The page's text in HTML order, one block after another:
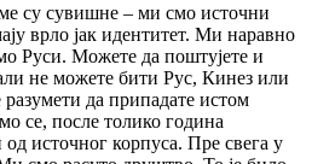
су сувишне – ми смо источни
врло јак идентитет. Ми наравно
Руси. Можете да поштујете и
не можете бити Рус, Кинез или
да припадате истом
се, после толико година
источног корпуса. Пре свега у